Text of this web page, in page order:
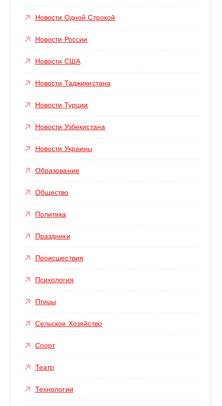
Новости Одной Строкой
Новости России
Новости США
Новости Таджикистана
Новости Турции
Новости Узбекистана
Новости Украины
Образование
Общество
Политика
Праздники
Происшествия
Психология
Птицы
Сельское Хозяйство
Спорт
Театр
Технологии